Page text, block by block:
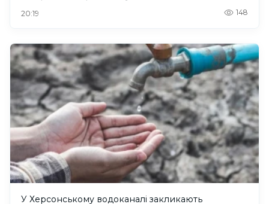
20:19 148
У Херсонському водоканалі закликають